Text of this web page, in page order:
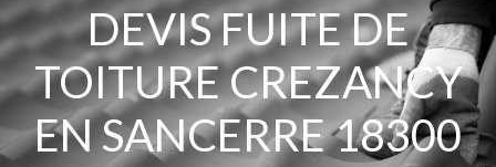
DEVIS FUITE DE
TOITURE CREZANCY
EN SANCERRE 18300